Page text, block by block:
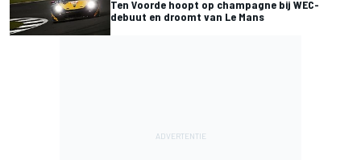
Ten Voorde hoopt op champagne bij WEC-
debuut en droomt van Le Mans